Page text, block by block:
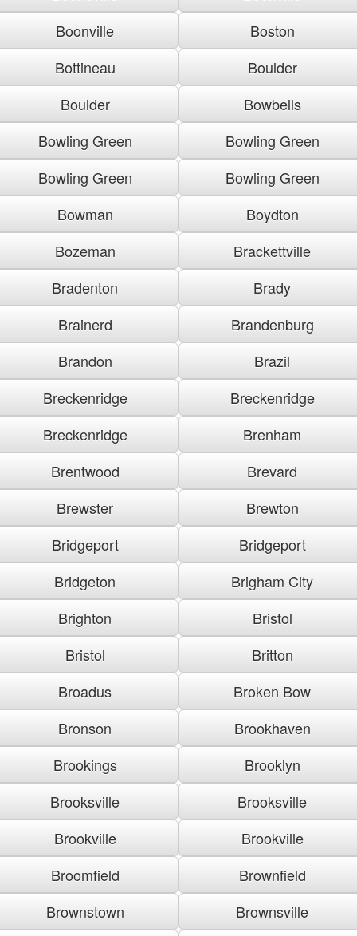
Boonville
Boston
Bottineau
Boulder
Boulder
Bowbells
Bowling Green
Bowling Green
Bowling Green
Bowling Green
Bowman
Boydton
Bozeman
Brackettville
Bradenton
Brady
Brainerd
Brandenburg
Brandon
Brazil
Breckenridge
Breckenridge
Breckenridge
Brenham
Brentwood
Brevard
Brewster
Brewton
Bridgeport
Bridgeport
Bridgeton
Brigham City
Brighton
Bristol
Bristol
Britton
Broadus
Broken Bow
Bronson
Brookhaven
Brookings
Brooklyn
Brooksville
Brooksville
Brookville
Brookville
Broomfield
Brownfield
Brownstown
Brownsville